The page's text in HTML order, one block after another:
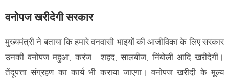
वनोपज खरीदेगी सरकार
मुख्यमंत्री ने बताया कि हमारे वनवासी भाइयों की आजीविका के लिए सरकार
उनकी वनोपज महुआ, करंज, शहद, सालबीज, निंबोली आदि खरीदेगी।
तेंदूपत्ता संग्रहण का कार्य भी कराया जाएगा। वनोपज खरीदी के मूल्य